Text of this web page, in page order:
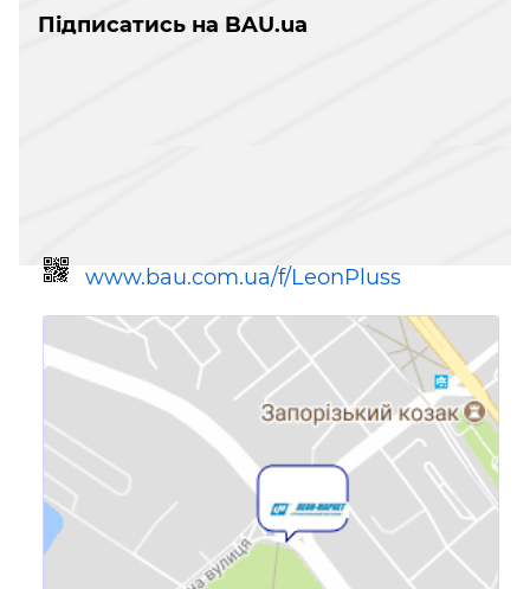
Підписатись на BAU.ua
www.bau.com.ua/f/LeonPluss
Посилання для мобільних